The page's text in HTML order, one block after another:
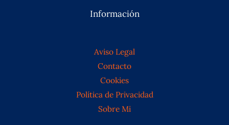
Información
Aviso Legal
Contacto
Cookies
Política de Privacidad
Sobre Mi